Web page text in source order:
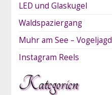
LED und Glaskugel
Waldspaziergang
Muhr am See – Vogeljagd
Instagram Reels
Kategorien